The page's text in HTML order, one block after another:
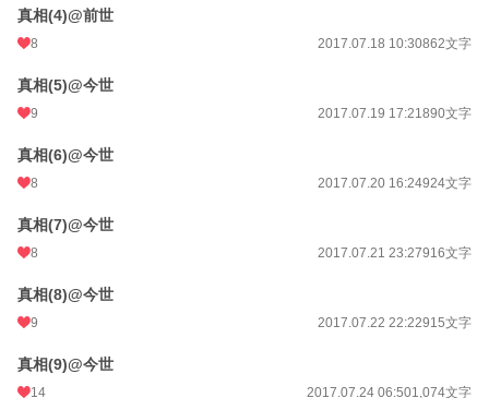
真相(4)@前世
8 2017.07.18 10:30862文字
真相(5)@今世
9 2017.07.19 17:21890文字
真相(6)@今世
8 2017.07.20 16:24924文字
真相(7)@今世
8 2017.07.21 23:27916文字
真相(8)@今世
9 2017.07.22 22:22915文字
真相(9)@今世
14 2017.07.24 06:501,074文字